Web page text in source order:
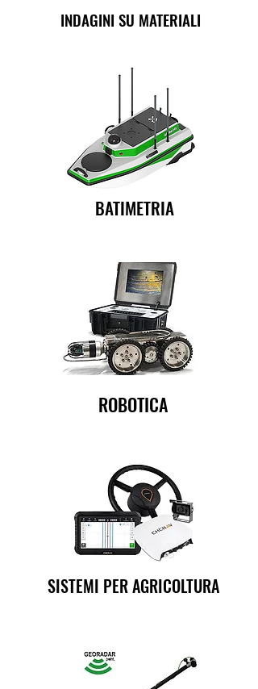
INDAGINI SU MATERIALI
BATIMETRIA
ROBOTICA
SISTEMI PER AGRICOLTURA